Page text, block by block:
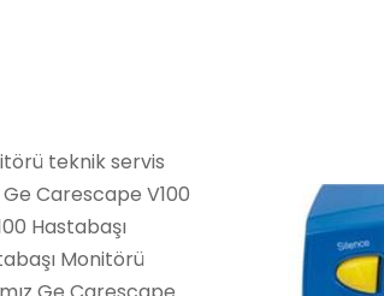
teknik servis
Carescape V100
Hastabaşı
Monitörü